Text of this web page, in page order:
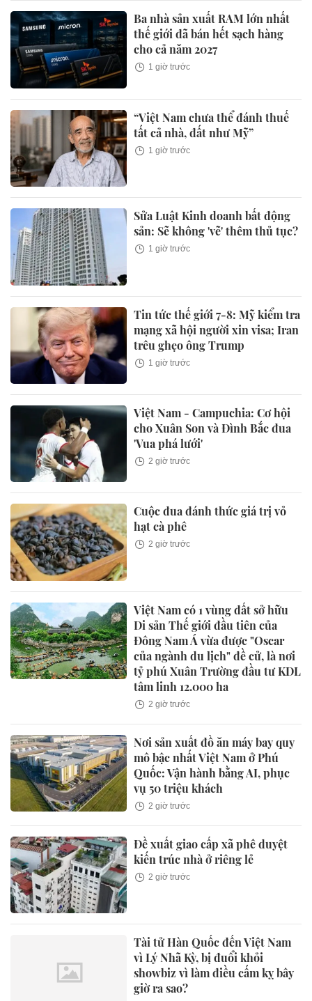
Ba nhà sản xuất RAM lớn nhất
thế giới đã bán hết sạch hàng
cho cả năm 2027
1 giờ trước
“Việt Nam chưa thể đánh thuế
tất cả nhà, đất như Mỹ”
1 giờ trước
Sửa Luật Kinh doanh bất động
sản: Sẽ không 'vẽ' thêm thủ tục?
1 giờ trước
Tin tức thế giới 7-8: Mỹ kiểm tra
mạng xã hội người xin visa; Iran
trêu ghẹo ông Trump
1 giờ trước
Việt Nam - Campuchia: Cơ hội
cho Xuân Son và Đình Bắc đua
'Vua phá lưới'
2 giờ trước
Cuộc đua đánh thức giá trị vỏ
hạt cà phê
2 giờ trước
Việt Nam có 1 vùng đất sở hữu
Di sản Thế giới đầu tiên của
Đông Nam Á vừa được "Oscar
của ngành du lịch" đề cử, là nơi
tỷ phú Xuân Trường đầu tư KDL
tâm linh 12.000 ha
2 giờ trước
Nơi sản xuất đồ ăn máy bay quy
mô bậc nhất Việt Nam ở Phú
Quốc: Vận hành bằng AI, phục
vụ 50 triệu khách
2 giờ trước
Đề xuất giao cấp xã phê duyệt
kiến trúc nhà ở riêng lẻ
2 giờ trước
Tài tử Hàn Quốc đến Việt Nam
vì Lý Nhã Kỳ, bị đuổi khỏi
showbiz vì làm điều cấm kỵ bây
giờ ra sao?